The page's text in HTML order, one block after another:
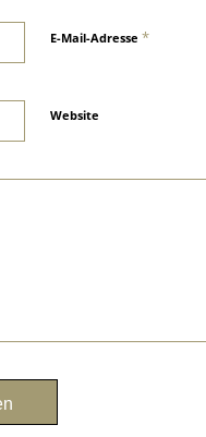
E-Mail-Adresse *
Website